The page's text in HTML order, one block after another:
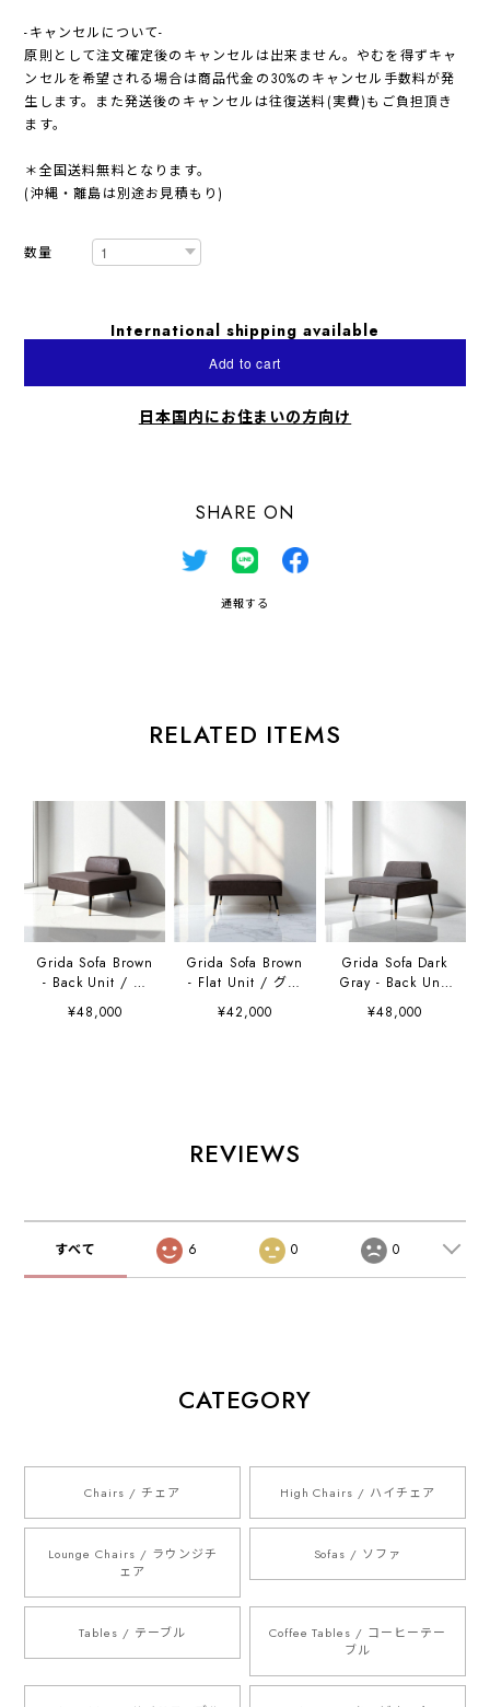
-キャンセルについて-
原則として注文確定後のキャンセルは出来ません。やむを得ずキャ
ンセルを希望される場合は商品代金の30%のキャンセル手数料が発
生します。また発送後のキャンセルは往復送料(実費)もご負担頂き
ます。
＊全国送料無料となります。
(沖縄・離島は別途お見積もり)
数量
International shipping available
Add to cart
日本国内にお住まいの方向け
SHARE ON
通報する
RELATED ITEMS
Grida Sofa Brown
- Back Unit / グ
リーダソファ ブラ
ウン - 背もたれ付
¥48,000
Grida Sofa Brown
- Flat Unit / グリ
ーダソファ ブラウ
ン - 背もたれなし
¥42,000
Grida Sofa Dark
Gray - Back Unit
/ グリーダソファ
ダークグレー - 背
¥48,000
REVIEWS
すべて 6 0 0
CATEGORY
Chairs / チェア High Chairs / ハイチェア
Lounge Chairs / ラウンジチ
ェア
Sofas / ソファ
Tables / テーブル
Coffee Tables / コーヒーテー
ブル